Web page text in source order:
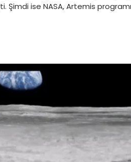
Şimdi ise NASA, Artemis